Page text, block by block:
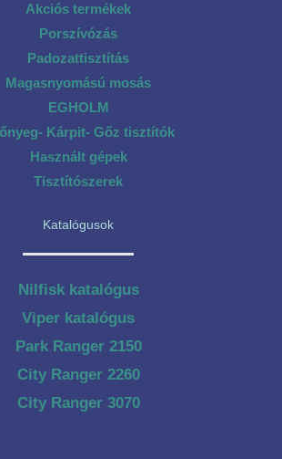
Akciós termékek
Porszívózás
Padozattisztítás
Magasnyomású mosás
EGHOLM
Kárpit- Gőz tisztítók
Használt gépek
Tisztítószerek
Katalógusok
Nilfisk katalógus
Viper katalógus
Park Ranger 2150
City Ranger 2260
City Ranger 3070